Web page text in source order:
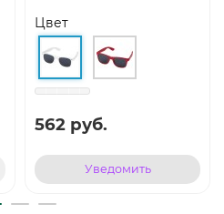
Цвет
562 руб.
Уведомить